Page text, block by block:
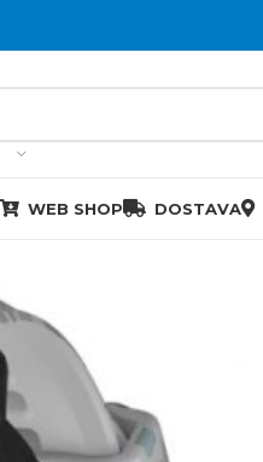
WEB SHOP DOSTAVA